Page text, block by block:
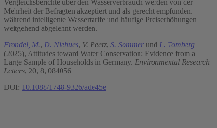
Vergleichsberichte über den Wasserverbrauch werden von der
Mehrheit der Befragten akzeptiert und als gerecht empfunden,
während intelligente Wassertarife und häufige Preiserhöhungen
weitgehend abgelehnt werden.
Frondel, M., D. Niehues, V. Peetz, S. Sommer und L. Tomberg
(2025), Attitudes toward Water Conservation: Evidence from a
Large Sample of Households in Germany. Environmental Research
Letters, 20, 8, 084056
DOI: 10.1088/1748-9326/ade45e